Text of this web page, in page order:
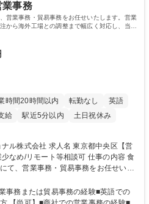
業事務
営業事務・貿易事務をお任せいたします。営業
から海外工場との調整まで幅広く対応し、当社
時間20時間以内 転勤なし
英語
給 駅近5分以内 土日祝休み
東京都中央区【営
モート等相談可 仕事の内容 食
て、営業事務・貿易事務をお任せいた
ョンとして、受発注から海外工場との
を支えていただきます。 ■受発注
ケジュール調整 ■在庫管理 ■輸入書類
事務または貿易事務の経験■英語での